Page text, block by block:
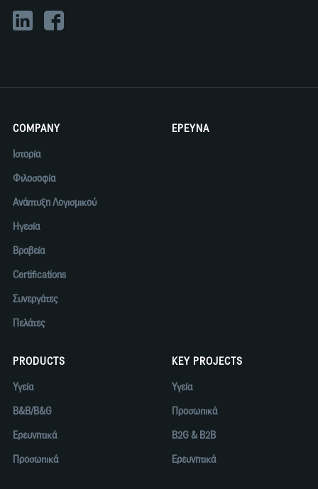
COMPANY
Ιστορία
Φιλοσοφία
Ανάπτυξη Λογισμικού
Ηγεσία
Βραβεία
Certifications
Συνεργάτες
Πελάτες
ΕΡΕΥΝΑ
PRODUCTS
Υγεία
B&B/B&G
Ερευνητικά
Προσωπικά
KEY PROJECTS
Υγεία
Προσωπικά
B2G & B2B
Ερευνητικά